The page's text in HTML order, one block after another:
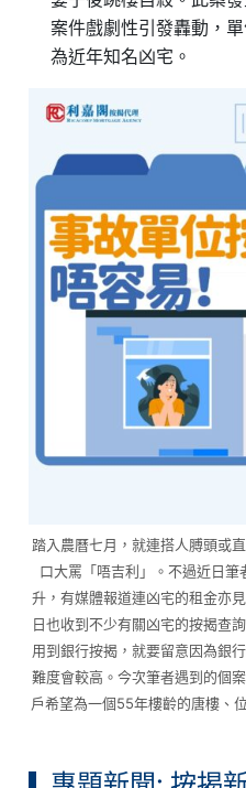
案件戲劇性引發轟動，
為近年知名凶宅。
踏入農曆七月，就連搭人膊頭或
口大罵「唔吉利」。不過近日
升，有媒體報道連凶宅的租金亦
日也收到不少有關凶宅的按揭查
用到銀行按揭，就要留意因為銀
難度會較高。今次筆者遇到的個
戶希望為一個55年樓齡的唐樓、